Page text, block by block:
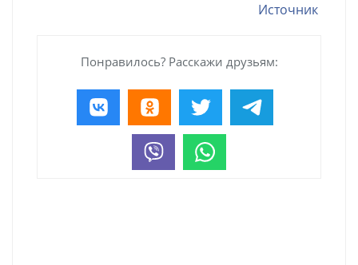
Источник
Понравилось? Расскажи друзьям: